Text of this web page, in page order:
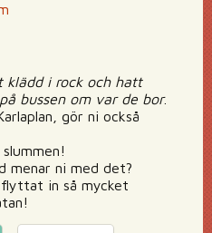
klädd i rock och hatt
bussen om var de bor.
gör ni också
menar ni med det?
in så mycket